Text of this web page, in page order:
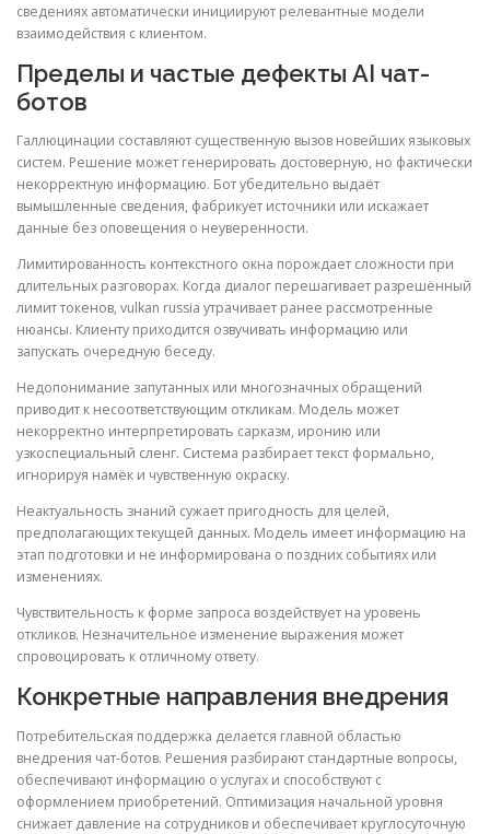
сведениях автоматически инициируют релевантные модели
взаимодействия с клиентом.
Пределы и частые дефекты AI чат-
ботов
Галлюцинации составляют существенную вызов новейших языковых
систем. Решение может генерировать достоверную, но фактически
некорректную информацию. Бот убедительно выдаёт
вымышленные сведения, фабрикует источники или искажает
данные без оповещения о неуверенности.
Лимитированность контекстного окна порождает сложности при
длительных разговорах. Когда диалог перешагивает разрешённый
лимит токенов, vulkan russia утрачивает ранее рассмотренные
нюансы. Клиенту приходится озвучивать информацию или
запускать очередную беседу.
Недопонимание запутанных или многозначных обращений
приводит к несоответствующим откликам. Модель может
некорректно интерпретировать сарказм, иронию или
узкоспециальный сленг. Система разбирает текст формально,
игнорируя намёк и чувственную окраску.
Неактуальность знаний сужает пригодность для целей,
предполагающих текущей данных. Модель имеет информацию на
этап подготовки и не информирована о поздних событиях или
изменениях.
Чувствительность к форме запроса воздействует на уровень
откликов. Незначительное изменение выражения может
спровоцировать к отличному ответу.
Конкретные направления внедрения
Потребительская поддержка делается главной областью
внедрения чат-ботов. Решения разбирают стандартные вопросы,
обеспечивают информацию о услугах и способствуют с
оформлением приобретений. Оптимизация начальной уровня
снижает давление на сотрудников и обеспечивает круглосуточную